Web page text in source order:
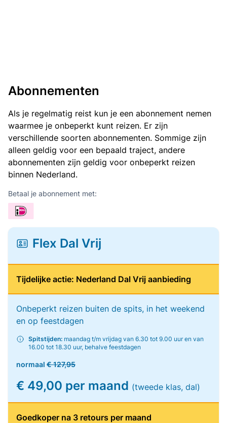
Abonnementen
Als je regelmatig reist kun je een abonnement nemen
waarmee je onbeperkt kunt reizen. Er zijn
verschillende soorten abonnementen. Sommige zijn
alleen geldig voor een bepaald traject, andere
abonnementen zijn geldig voor onbeperkt reizen
binnen Nederland.
Betaal je abonnement met:
Flex Dal Vrij
Tijdelijke actie: Nederland Dal Vrij aanbieding
Onbeperkt reizen buiten de spits, in het weekend
en op feestdagen
Spitstijden: maandag t/m vrijdag van 6.30 tot 9.00 uur en van
16.00 tot 18.30 uur, behalve feestdagen
normaal € 127,95
€ 49,00 per maand (tweede klas, dal)
Goedkoper na 3 retours per maand